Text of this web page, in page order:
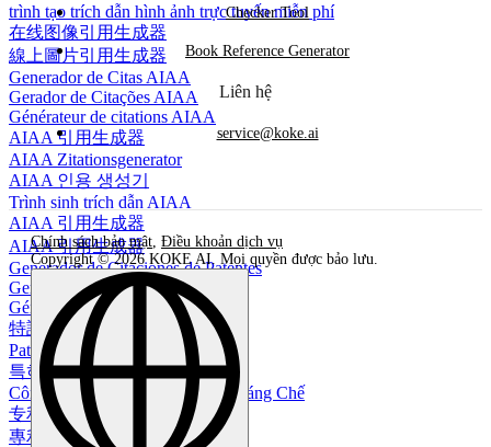
trình tạo trích dẫn hình ảnh trực tuyến miễn phí
在线图像引用生成器
線上圖片引用生成器
Generador de Citas AIAA
Gerador de Citações AIAA
Générateur de citations AIAA
AIAA 引用生成器
AIAA Zitationsgenerator
AIAA 인용 생성기
Trình sinh trích dẫn AIAA
AIAA 引用生成器
AIAA 引用生成器
Generador de Citaciones de Patentes
Gerador de Citações de Patentes
Générateur de citations de brevets
特許引用生成器
Patentzitierungsgenerator
특허 인용 생성기
Công Cụ Tạo Dẫn Chứng Bằng Sáng Chế
专利引用生成器
專利引用生成器
Checker Tool
Book Reference Generator
Liên hệ
service@koke.ai
Chính sách bảo mật, Điều khoản dịch vụ
Copyright © 2026 KOKE AI. Mọi quyền được bảo lưu.